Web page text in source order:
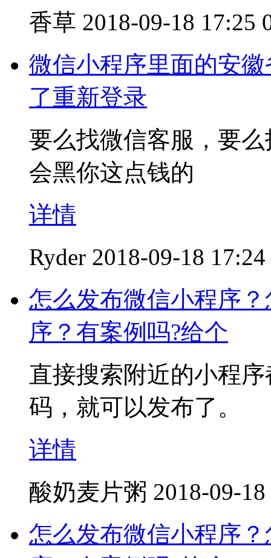
香草 2018-09-18 17:25
微信小程序里面的安
了重新登录
要么找微信客服，要
会黑你这点钱的
详情
Ryder 2018-09-18 17:24
怎么发布微信小程序
序？有案例吗?给个
直接搜索附近的小程
码，就可以发布了。
详情
酸奶麦片粥 2018-09-
怎么发布微信小程序